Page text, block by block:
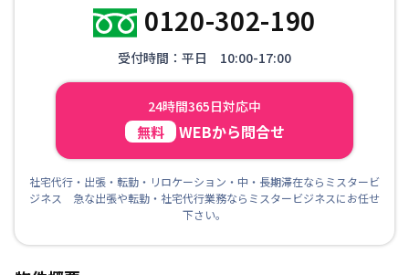
0120-302-190
受付時間：平日 10:00-17:00
24時間365日対応中
無料 WEBから問合せ
社宅代行・出張・転勤・リロケーション・中・長期滞在ならミスタービ
ジネス 急な出張や転勤・社宅代行業務ならミスタービジネスにお任せ
下さい。